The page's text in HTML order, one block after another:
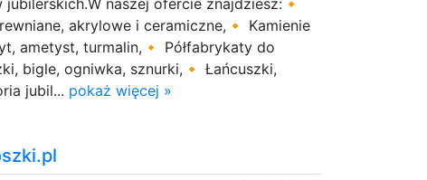
akrylowe i ceramiczne,🔸 Kamienie
ametyst, turmalin,🔸 Półfabrykaty do
bigle, ogniwka, sznurki,🔸 Łańcuszki,
jubil... pokaż więcej »